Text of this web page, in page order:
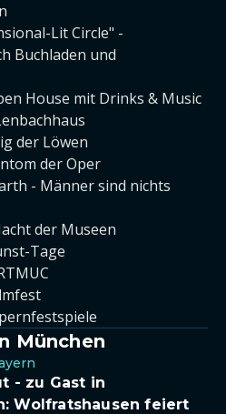
Lit Circle" -
Buchladen und
House mit Drinks & Music
der Löwen
der Oper
- Männer sind nichts
der Museen
Tage
München
- zu Gast in
Wolfratshausen feiert